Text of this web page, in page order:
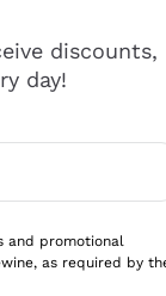
che
discounts,
day!
and promotional
as required by